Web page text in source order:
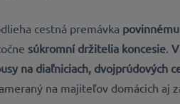
cestná premávka
súkromní držitelia koncesie
na diaľniciach, dvojprúdových
na majiteľov domácich aj